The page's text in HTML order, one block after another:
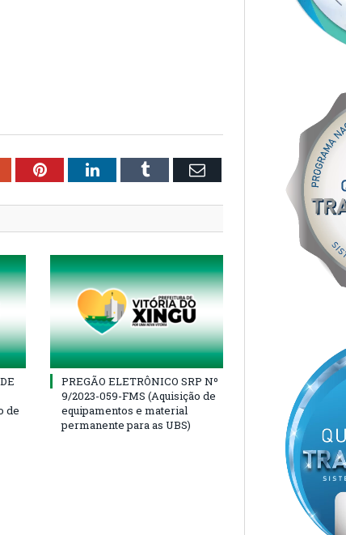
PinterestLinkedInTumblr Email
de
PREGÃO ELETRÔNICO SRP Nº
9/2023-059-FMS (Aquisição de
equipamentos e material
permanente para as UBS)